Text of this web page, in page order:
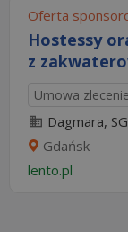
Oferta
Hostessy
z
Umowa zlecenie
Dagmara,
Gdańsk
lento.pl